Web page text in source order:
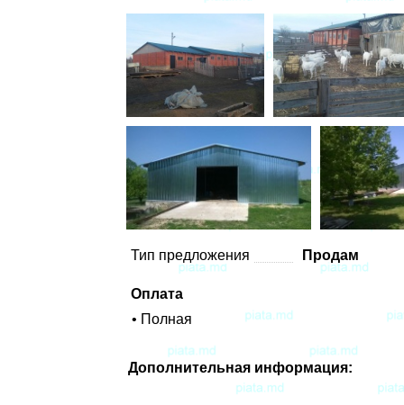
Тип предложения Продам
Оплата
• Полная
Дополнительная информация: